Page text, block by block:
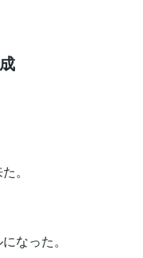
。
なった。